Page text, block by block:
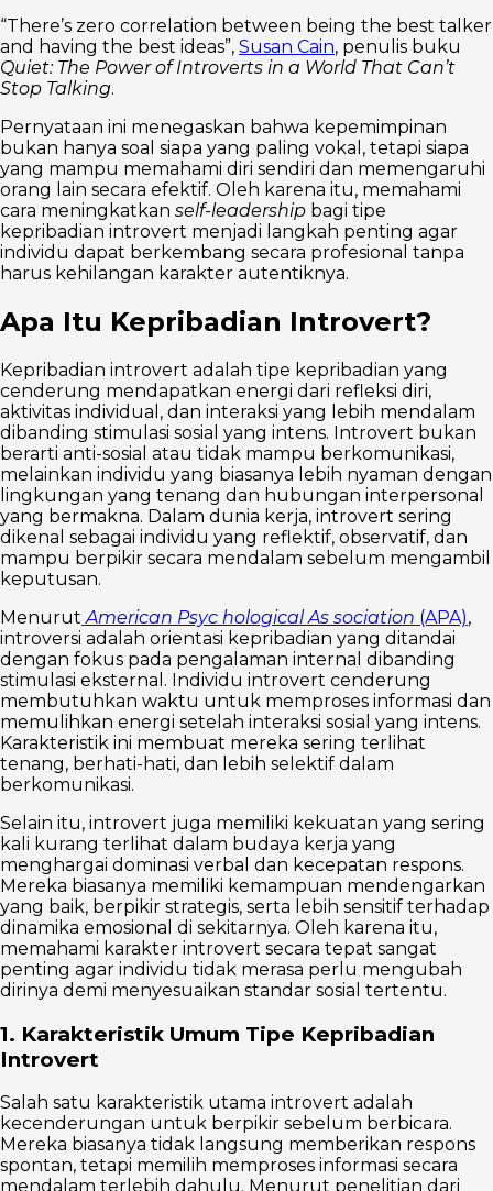
“There’s zero correlation between being the best talker
and having the best ideas”, Susan Cain, penulis buku
Quiet: The Power of Introverts in a World That Can’t
Stop Talking.
Pernyataan ini menegaskan bahwa kepemimpinan
bukan hanya soal siapa yang paling vokal, tetapi siapa
yang mampu memahami diri sendiri dan memengaruhi
orang lain secara efektif. Oleh karena itu, memahami
cara meningkatkan self-leadership bagi tipe
kepribadian introvert menjadi langkah penting agar
individu dapat berkembang secara profesional tanpa
harus kehilangan karakter autentiknya.
Apa Itu Kepribadian Introvert?
Kepribadian introvert adalah tipe kepribadian yang
cenderung mendapatkan energi dari refleksi diri,
aktivitas individual, dan interaksi yang lebih mendalam
dibanding stimulasi sosial yang intens. Introvert bukan
berarti anti-sosial atau tidak mampu berkomunikasi,
melainkan individu yang biasanya lebih nyaman dengan
lingkungan yang tenang dan hubungan interpersonal
yang bermakna. Dalam dunia kerja, introvert sering
dikenal sebagai individu yang reflektif, observatif, dan
mampu berpikir secara mendalam sebelum mengambil
keputusan.
Menurut American Psyc hological As sociation (APA),
introversi adalah orientasi kepribadian yang ditandai
dengan fokus pada pengalaman internal dibanding
stimulasi eksternal. Individu introvert cenderung
membutuhkan waktu untuk memproses informasi dan
memulihkan energi setelah interaksi sosial yang intens.
Karakteristik ini membuat mereka sering terlihat
tenang, berhati-hati, dan lebih selektif dalam
berkomunikasi.
Selain itu, introvert juga memiliki kekuatan yang sering
kali kurang terlihat dalam budaya kerja yang
menghargai dominasi verbal dan kecepatan respons.
Mereka biasanya memiliki kemampuan mendengarkan
yang baik, berpikir strategis, serta lebih sensitif terhadap
dinamika emosional di sekitarnya. Oleh karena itu,
memahami karakter introvert secara tepat sangat
penting agar individu tidak merasa perlu mengubah
dirinya demi menyesuaikan standar sosial tertentu.
1. Karakteristik Umum Tipe Kepribadian
Introvert
Salah satu karakteristik utama introvert adalah
kecenderungan untuk berpikir sebelum berbicara.
Mereka biasanya tidak langsung memberikan respons
spontan, tetapi memilih memproses informasi secara
mendalam terlebih dahulu. Menurut penelitian dari